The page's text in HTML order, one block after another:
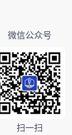
微信公众号
扫一扫